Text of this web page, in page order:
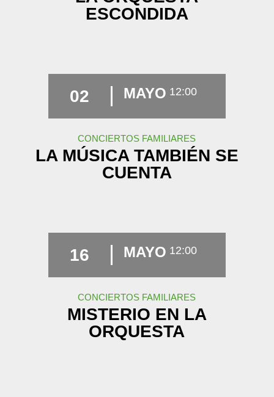
ESCONDIDA
02 MAYO 12:00
CONCIERTOS FAMILIARES
LA MÚSICA TAMBIÉN SE
CUENTA
16 MAYO 12:00
CONCIERTOS FAMILIARES
MISTERIO EN LA
ORQUESTA